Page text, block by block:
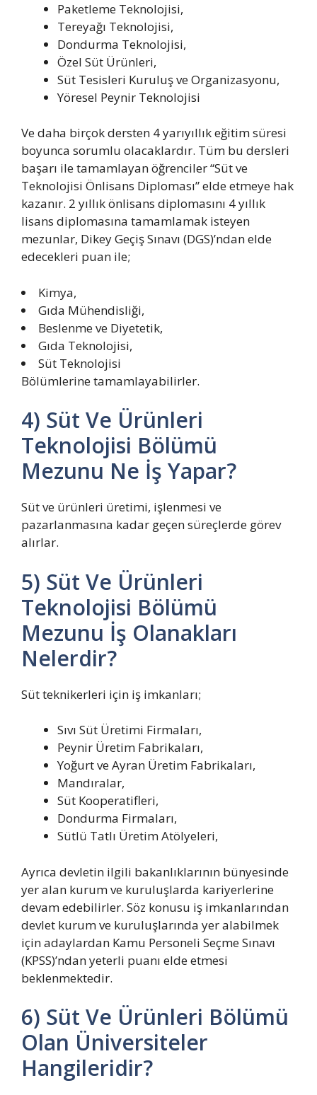
Paketleme Teknolojisi,
Tereyağı Teknolojisi,
Dondurma Teknolojisi,
Özel Süt Ürünleri,
Süt Tesisleri Kuruluş ve Organizasyonu,
Yöresel Peynir Teknolojisi
Ve daha birçok dersten 4 yarıyıllık eğitim süresi
boyunca sorumlu olacaklardır. Tüm bu dersleri
başarı ile tamamlayan öğrenciler “Süt ve
Teknolojisi Önlisans Diploması” elde etmeye hak
kazanır. 2 yıllık önlisans diplomasını 4 yıllık
lisans diplomasına tamamlamak isteyen
mezunlar, Dikey Geçiş Sınavı (DGS)’ndan elde
edecekleri puan ile;
Kimya,
Gıda Mühendisliği,
Beslenme ve Diyetetik,
Gıda Teknolojisi,
Süt Teknolojisi
Bölümlerine tamamlayabilirler.
4) Süt Ve Ürünleri
Teknolojisi Bölümü
Mezunu Ne İş Yapar?
Süt ve ürünleri üretimi, işlenmesi ve
pazarlanmasına kadar geçen süreçlerde görev
alırlar.
5) Süt Ve Ürünleri
Teknolojisi Bölümü
Mezunu İş Olanakları
Nelerdir?
Süt teknikerleri için iş imkanları;
Sıvı Süt Üretimi Firmaları,
Peynir Üretim Fabrikaları,
Yoğurt ve Ayran Üretim Fabrikaları,
Mandıralar,
Süt Kooperatifleri,
Dondurma Firmaları,
Sütlü Tatlı Üretim Atölyeleri,
Ayrıca devletin ilgili bakanlıklarının bünyesinde
yer alan kurum ve kuruluşlarda kariyerlerine
devam edebilirler. Söz konusu iş imkanlarından
devlet kurum ve kuruluşlarında yer alabilmek
için adaylardan Kamu Personeli Seçme Sınavı
(KPSS)’ndan yeterli puanı elde etmesi
beklenmektedir.
6) Süt Ve Ürünleri Bölümü
Olan Üniversiteler
Hangileridir?